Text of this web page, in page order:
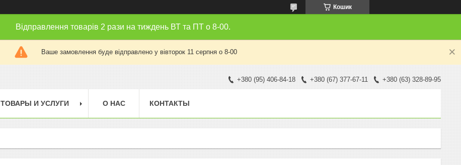
Кошик
Відправлення товарів 2 рази на тиждень ВТ та ПТ о 8-00.
Ваше замовлення буде відправлено у вівторок 11 серпня о 8-00
+380 (95) 406-84-18 +380 (67) 377-67-11 +380 (63) 328-89-95
ТОВАРЫ И УСЛУГИ О НАС КОНТАКТЫ